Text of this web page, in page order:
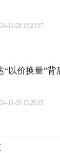
11-28 19:23:07
“以价换量”背
11-20 15:20:05